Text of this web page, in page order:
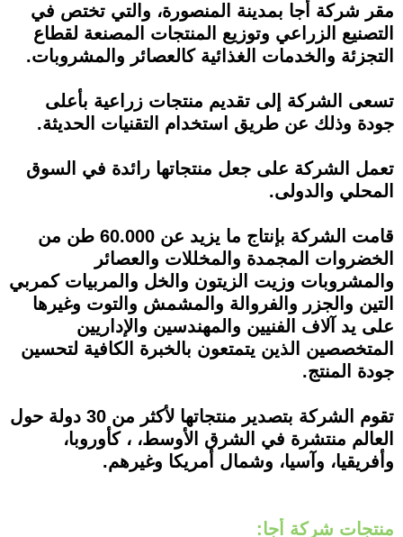
مقر شركة أجا بمدينة المنصورة، والتي تختص في
التصنيع الزراعي وتوزيع المنتجات المصنعة لقطاع
التجزئة والخدمات الغذائية كالعصائر والمشروبات.
تسعى الشركة إلى تقديم منتجات زراعية بأعلى
جودة وذلك عن طريق استخدام التقنيات الحديثة.
تعمل الشركة على جعل منتجاتها رائدة في السوق
المحلي والدولى.
قامت الشركة بإنتاج ما يزيد عن 60.000 طن من
الخضروات المجمدة والمخللات والعصائر
والمشروبات وزيت الزيتون والخل والمربيات كمربي
التين والجزر والفروالة والمشمش والتوت وغيرها
على يد آلاف الفنيين والمهندسين والإداريين
المتخصصين الذين يتمتعون بالخبرة الكافية لتحسين
جودة المنتج.
تقوم الشركة بتصدير منتجاتها لأكثر من 30 دولة حول
العالم منتشرة في الشرق الأوسط، ، كأوروبا،
وأفريقيا، وآسيا، وشمال أمريكا وغيرهم.
منتجات شركة أجا: